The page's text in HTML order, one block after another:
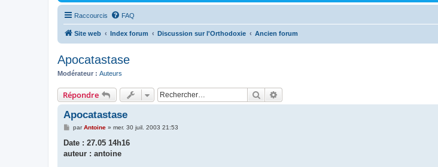
Raccourcis FAQ
Site web Index forum Discussion sur l'Orthodoxie Ancien forum
Apocatastase
Modérateur : Auteurs
Répondre Rechercher
Apocatastase
M
s
a
parAntoine» mer. 30 juil. 2003 21:53
Date : 27.05 14h16
auteur : antoine